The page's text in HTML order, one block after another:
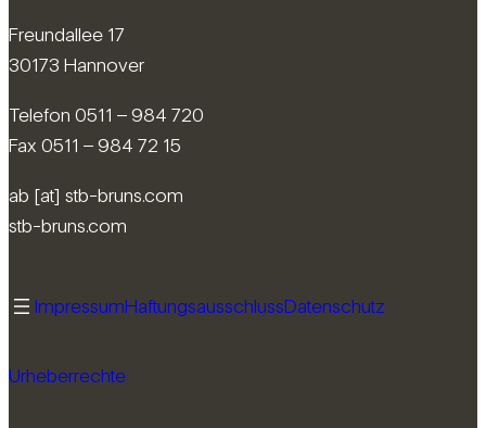
Freundallee 17
30173 Hannover
Telefon 0511 – 984 720
Fax 0511 – 984 72 15
ab [at] stb-bruns.com
stb-bruns.com
ImpressumHaftungsausschlussDatenschutz
Urheberrechte